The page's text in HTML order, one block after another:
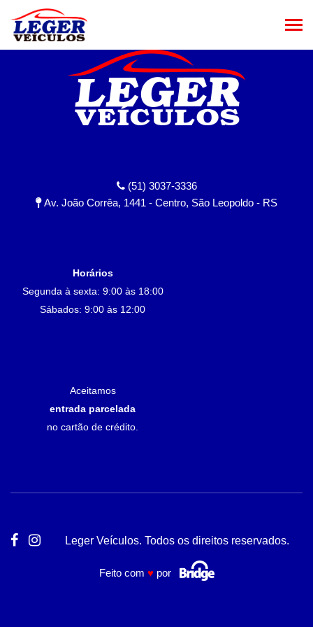
(51) 3037-3336
Av. João Corrêa, 1441 - Centro, São Leopoldo - RS
Horários
Segunda à sexta: 9:00 às 18:00
Sábados: 9:00 às 12:00
Aceitamos
entrada parcelada
no cartão de crédito.
Leger Veículos. Todos os direitos reservados.
Feito com ♥por